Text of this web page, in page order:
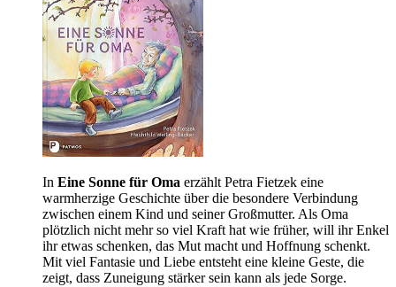
In Eine Sonne für Oma erzählt Petra Fietzek eine
warmherzige Geschichte über die besondere Verbindung
zwischen einem Kind und seiner Großmutter. Als Oma
plötzlich nicht mehr so viel Kraft hat wie früher, will ihr Enkel
ihr etwas schenken, das Mut macht und Hoffnung schenkt.
Mit viel Fantasie und Liebe entsteht eine kleine Geste, die
zeigt, dass Zuneigung stärker sein kann als jede Sorge.